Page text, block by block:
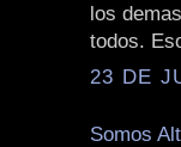
los
todos.
23 DE
Somos